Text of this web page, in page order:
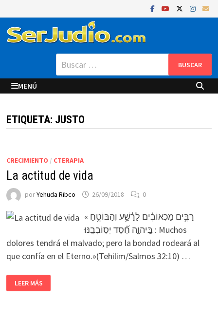
al
contenido
Buscar:
MENÚ
ETIQUETA: JUSTO
CRECIMIENTO / CTERAPIA
La actitud de vida
porYehuda Ribco 26/09/2018 0
« רַבִּ֥ים מַכְאוֹבִ֗ים לָרָ֫שָׁ֥ע וְהַבּוֹטֵ֥חַ
בַּֽיהוָ֑ה חֶ֝֗סֶד יְסֽוֹבְבֶֽנּוּ : Muchos
dolores tendrá el malvado; pero la bondad rodeará al
que confía en el Eterno.»(Tehilim/Salmos 32:10) …
LEER MÁS